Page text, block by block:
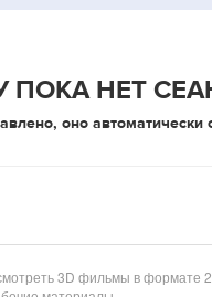
ПОКА НЕТ
оно автоматически
3D фильмы в формате